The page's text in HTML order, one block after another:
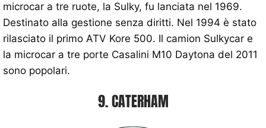
microcar a tre ruote, la Sulky, fu lanciata nel 1969.
Destinato alla gestione senza diritti. Nel 1994 è stato
rilasciato il primo ATV Kore 500. Il camion Sulkycar e
la microcar a tre porte Casalini M10 Daytona del 2011
sono popolari.
9. CATERHAM